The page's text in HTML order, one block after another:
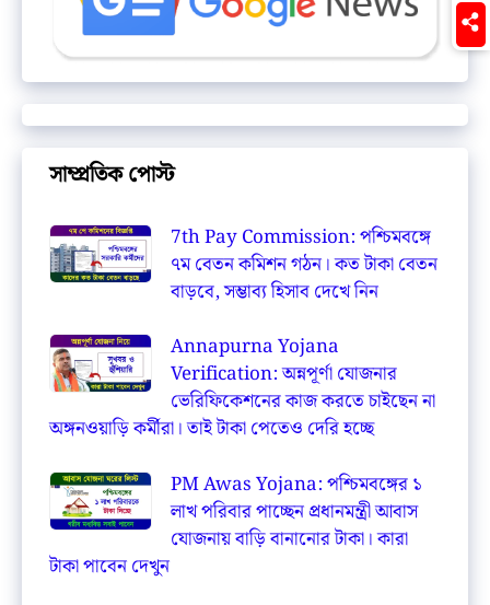
সাম্প্রতিক পোস্ট
7th Pay Commission: পশ্চিমবঙ্গে
৭ম বেতন কমিশন গঠন। কত টাকা বেতন
বাড়বে, সম্ভাব্য হিসাব দেখে নিন
Annapurna Yojana
Verification: অন্নপূর্ণা যোজনার
ভেরিফিকেশনের কাজ করতে চাইছেন না
অঙ্গনওয়াড়ি কর্মীরা। তাই টাকা পেতেও দেরি হচ্ছে
PM Awas Yojana: পশ্চিমবঙ্গের ১
লাখ পরিবার পাচ্ছেন প্রধানমন্ত্রী আবাস
যোজনায় বাড়ি বানানোর টাকা। কারা
টাকা পাবেন দেখুন